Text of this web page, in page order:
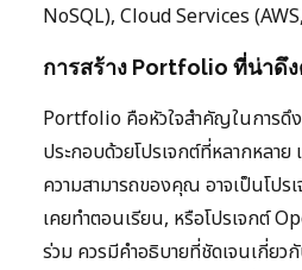
NoSQL), Cloud Services
การสร้าง Portfolio ที่น่าดึ
Portfolio คือหัวใจสำคัญในการดึ
ประกอบด้วยโปรเจกต์ที่หลากหลา
ความสามารถของคุณ อาจเป็นโปร
เคยทำตอนเรียน, หรือโปรเจกต์
ร่วม ควรมีคำอธิบายที่ชัดเจนเกี่ย